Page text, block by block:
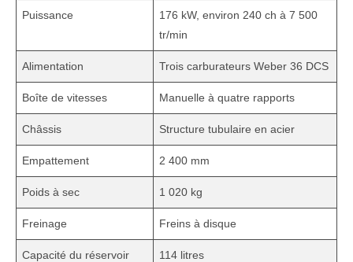
Puissance
176 kW, environ 240 ch à 7 500
tr/min
Alimentation Trois carburateurs Weber 36 DCS
Boîte de vitesses Manuelle à quatre rapports
Châssis Structure tubulaire en acier
Empattement 2 400 mm
Poids à sec 1 020 kg
Freinage Freins à disque
Capacité du réservoir 114 litres